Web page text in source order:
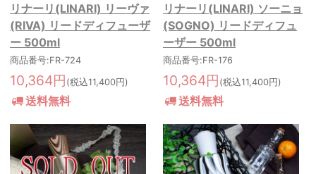
リナーリ(LINARI) リーヴァ
(RIVA) リードディフューザ
ー 500ml
商品番号:FR-724
10,364円 (税込11,400円)
送料無料
リナーリ(LINARI) ソーニョ
(SOGNO) リードディフュ
ーザー 500ml
商品番号:FR-176
10,364円 (税込11,400円)
送料無料